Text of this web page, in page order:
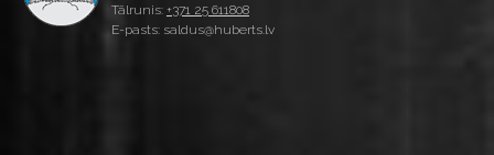
Tālrunis: +371 25 611808
E-pasts: saldus@huberts.lv